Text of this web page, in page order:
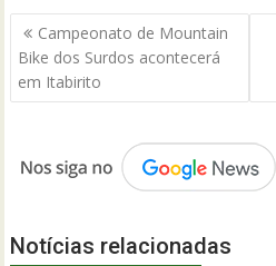
Navegação
de
Post
Campeonato de Mountain
Bike dos Surdos acontecerá
em Itabirito
Notícias relacionadas